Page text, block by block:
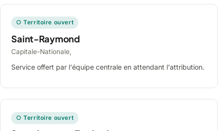
○ Territoire ouvert
Saint-Raymond
Capitale-Nationale,
Service offert par l'équipe centrale en attendant l'attribution.
○ Territoire ouvert